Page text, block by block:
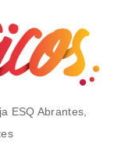
ESQ Abrantes,